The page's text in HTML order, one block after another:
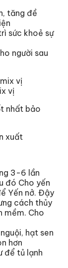
tăng đề
sức khoẻ sự
người sau
vị
nhất bảo
xuất
3-6 lần
đó Cho yến
Yến nở. Đậy
cách thủy
mềm. Cho
hạt sen
hơn
để tủ lạnh